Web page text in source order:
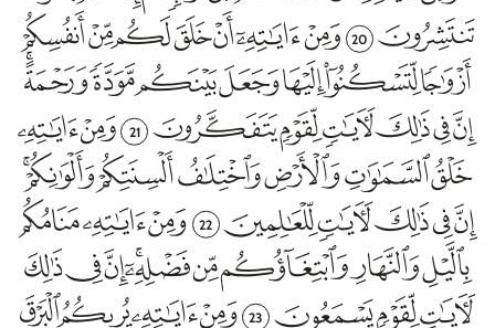
20
21
22
23